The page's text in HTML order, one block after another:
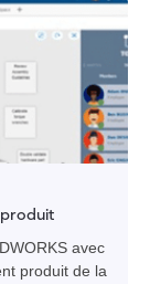
avec
produit de la